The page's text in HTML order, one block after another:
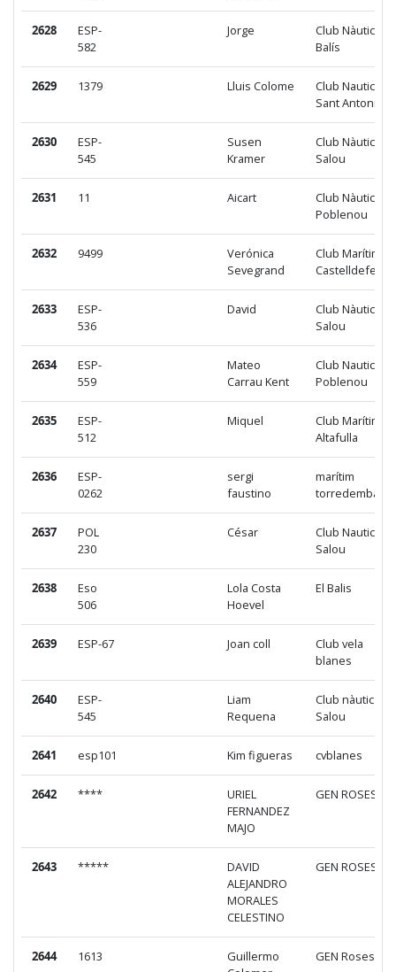
2628
ESP-
582
Jorge
Club Nàutic El
Balís
2629 1379 Lluis Colome
Club Nautic
Sant Antoni
2630
ESP-
545
Susen
Kramer
Club Nàutic
Salou
2631 11 Aicart
Club Nàutic
Poblenou
2632 9499
Verónica
Sevegrand
Club Marítimo
Castelldefels
2633
ESP-
536
David
Club Nàutic
Salou
2634
ESP-
559
Mateo
Carrau Kent
Club Nautic
Poblenou
2635
ESP-
512
Miquel
Club Marítim
Altafulla
2636
ESP-
0262
sergi
faustino
marítim
torredembarra
2637
POL
230
César
Club Nautic
Salou
2638
Eso
506
Lola Costa
Hoevel
El Balis
2639 ESP-67 Joan coll
Club vela
blanes
2640
ESP-
545
Liam
Requena
Club nàutic
Salou
2641 esp101 Kim figueras cvblanes
2642 ****
URIEL
FERNANDEZ
MAJO
GEN ROSES
2643 *****
DAVID
ALEJANDRO
MORALES
CELESTINO
GEN ROSES
2644 1613
Guillermo
GEN Roses